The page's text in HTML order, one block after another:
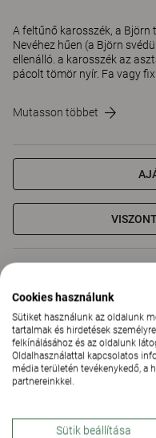
A feltűnő karosszék, a Björn
Nevéhez hűen (a Björn
ellenálló. a karosszék az
pácolt tömör nyír. Fa vagy
Mutasson többet
Tanúsítványok
Anyagok
Cookies használunk
Sütiket használunk az oldalunk
tartalmak és hirdetések
felkínálásához és az oldalunk
Oldalhasználattal kapcsolatos
média területén tevékenykedő, a
partnereinkkel.
Sütik beállítása